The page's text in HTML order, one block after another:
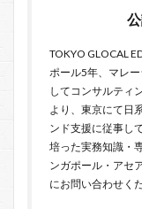
TOKYO GLOCAL
ポール5年、マレ
してコンサルティ
より、東京にて日
ンド支援に従事し
培った実務知識・
ンガポール・アセ
にお問い合わせ く